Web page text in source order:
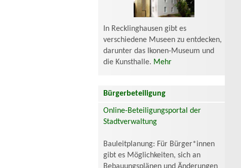
In Recklinghausen gibt es
verschiedene Museen zu entdecken,
darunter das Ikonen-Museum und
die Kunsthalle. Mehr
Bürgerbeteiligung
Online-Beteiligungsportal der
Stadtverwaltung
Bauleitplanung: Für Bürger*innen
gibt es Möglichkeiten, sich an